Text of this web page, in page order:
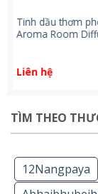
Tinh dầu thơm
Aroma Room
Liên hệ
TÌM THEO
12Nangpaya